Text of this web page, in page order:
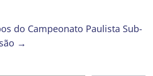
do Campeonato Paulista Sub-
→